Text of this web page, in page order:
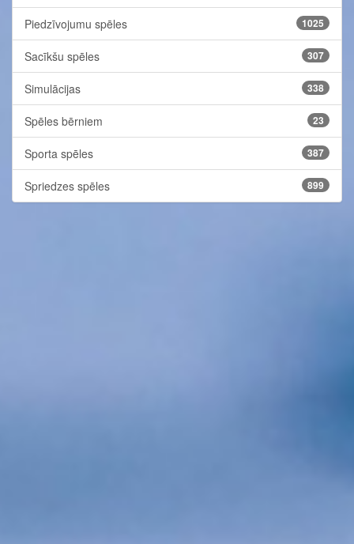
Piedzīvojumu spēles 1025
Sacīkšu spēles 307
Simulācijas 338
Spēles bērniem 23
Sporta spēles 387
Spriedzes spēles 899